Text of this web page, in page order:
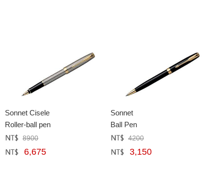
Sonnet Cisele
Roller-ball pen
定價﹕8900
網購﹕ 6,675
Sonnet
Ball Pen
定價﹕ 4200
網購﹕ 3,150